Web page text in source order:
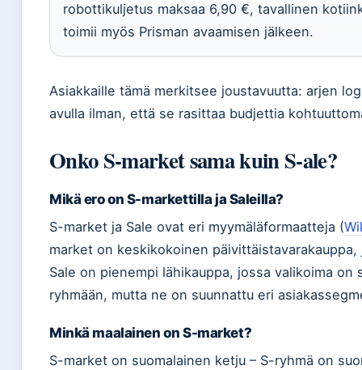
robottikuljetus maksaa 6,90 €, tavallinen
toimii myös Prisman avaamisen jälkeen.
Asiakkaille tämä merkitsee joustavuutta: arjen
avulla ilman, että se rasittaa budjettia
Onko S-market sama kuin S-ale?
Mikä ero on S-markettilla ja Saleilla?
S-market ja Sale ovat eri myymäläformaatteja (
market on keskikokoinen
Sale on pienempi lähikauppa, jossa valikoima on
ryhmään, mutta ne on suunnattu eri
Minkä maalainen on S-market?
S-market on suomalainen ketju – S-ryhmä on